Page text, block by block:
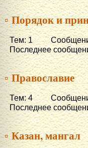
▫ Порядок и
Тем: 1
Последнее
▫ Православие
Тем: 4
Последнее
▫ Казан, мангал